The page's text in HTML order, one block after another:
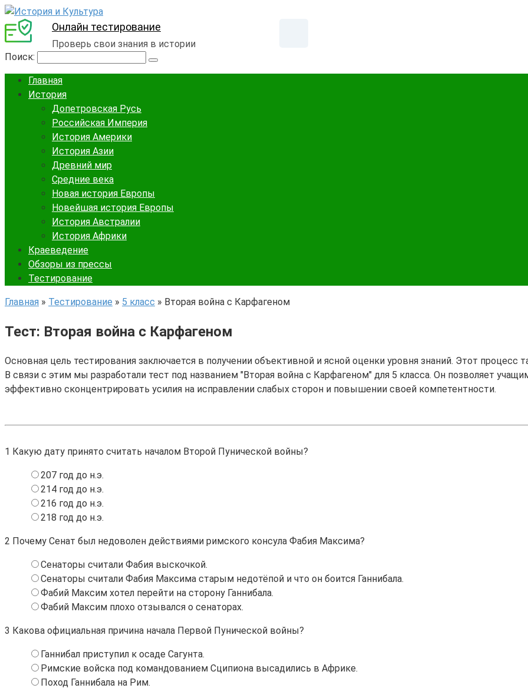
Онлайн тестирование
Проверь свои знания в истории
Поиск:
Главная
История
Допетровская Русь
Российская Империя
История Америки
История Азии
Древний мир
Средние века
Новая история Европы
Новейшая история Европы
История Австралии
История Африки
Краеведение
Обзоры из прессы
Тестирование
Главная » Тестирование » 5 класс » Вторая война с Карфагеном
Тест: Вторая война с Карфагеном
Основная цель тестирования заключается в получении объективной и ясной оценки уровня знаний. Этот
В связи с этим мы разработали тест под названием "Вторая война с Карфагеном" для 5 класса. Он позволяет
эффективно сконцентрировать усилия на исправлении слабых сторон и повышении своей компетентности.
1 Какую дату принято считать началом Второй Пунической войны?
207 год до н.э.
214 год до н.э.
216 год до н.э.
218 год до н.э.
2 Почему Сенат был недоволен действиями римского консула Фабия Максима?
Сенаторы считали Фабия выскочкой.
Сенаторы считали Фабия Максима старым недотёпой и что он боится Ганнибала.
Фабий Максим хотел перейти на сторону Ганнибала.
Фабий Максим плохо отзывался о сенаторах.
3 Какова официальная причина начала Первой Пунической войны?
Ганнибал приступил к осаде Сагунта.
Римские войска под командованием Сципиона высадились в Африке.
Поход Ганнибала на Рим.